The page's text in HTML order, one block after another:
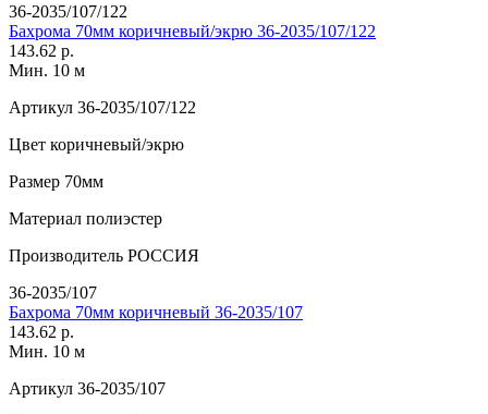
36-2035/107/122
Бахрома 70мм коричневый/экрю 36-2035/107/122
143.62 р.
Мин. 10 м
Артикул 36-2035/107/122
Цвет коричневый/экрю
Размер 70мм
Материал полиэстер
Производитель РОССИЯ
36-2035/107
Бахрома 70мм коричневый 36-2035/107
143.62 р.
Мин. 10 м
Артикул 36-2035/107